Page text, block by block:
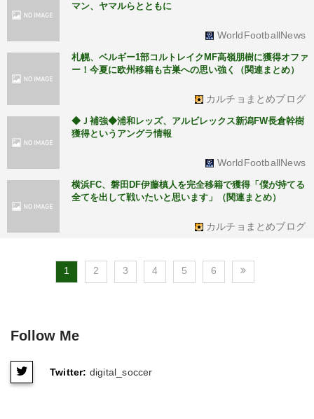
マン、ヤマルらとともに
WorldFootballNews
札幌、ベルギー1部コルトレイクMF高嶺朋樹に獲得オファ
ー！今夏に欧州移籍も古巣への思い強く（関連まとめ）
カルチョまとめブログ
◆Ｊ補強◆浦和レッズ、アルビレックス新潟FW長倉幹樹
獲得というアングラ情報
WorldFootballNews
横浜FC、磐田DF伊藤槙人を完全移籍で獲得「僕が持てる
全てを出して戦いたいと思います」（関連まとめ）
カルチョまとめブログ
1 2 3 4 5 6
Follow Me
Twitter: digital_soccer